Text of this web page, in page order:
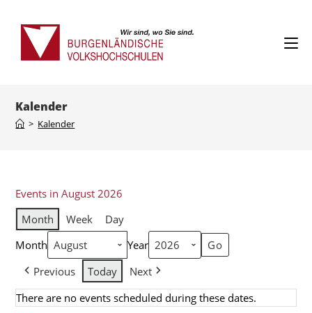
Kalender
> Kalender
Events in August 2026
Month
Week
Day
Month
Year
Previous
Today
Next
There are no events scheduled during these dates.